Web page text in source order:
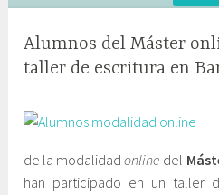
Alumnos del Máster
taller de escritura en
0
u
n
a
i
n
de la modalidadonline del
han participado en un taller